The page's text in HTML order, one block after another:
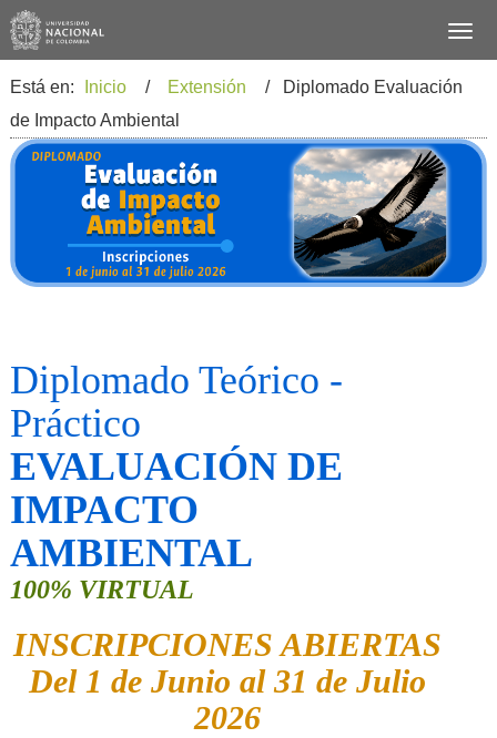
Está en: Inicio / Extensión
/ Diplomado Evaluación
de Impacto Ambiental
Diplomado Teórico -
Práctico
EVALUACIÓN DE
IMPACTO
AMBIENTAL
100% VIRTUAL
INSCRIPCIONES ABIERTAS
Del 1 de Junio al 31 de Julio
2026